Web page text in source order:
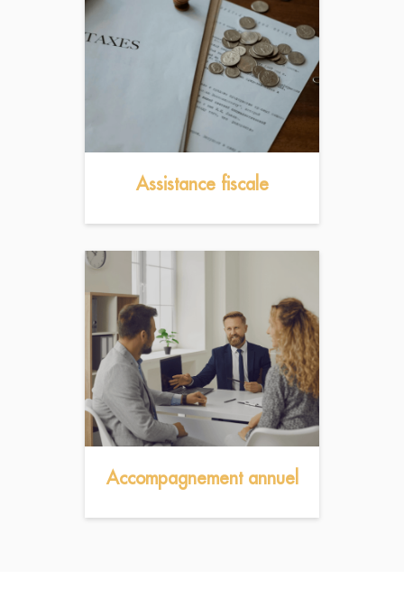
Assistance fiscale
Accompagnement annuel